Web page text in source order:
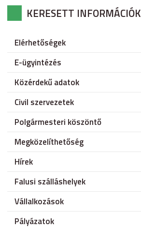
KERESETT INFORMÁCIÓK
Elérhetőségek
E-ügyintézés
Közérdekű adatok
Civil szervezetek
Polgármesteri köszöntő
Megközelíthetőség
Hírek
Falusi szálláshelyek
Vállalkozások
Pályázatok